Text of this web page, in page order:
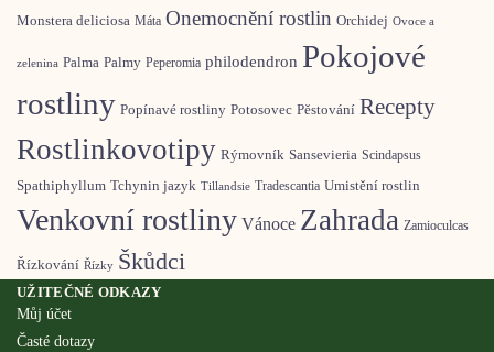
Monstera deliciosa Máta Onemocnění rostlin Orchidej Ovoce a
zelenina Palma Palmy Peperomia philodendron Pokojové
rostliny Popínavé rostliny Potosovec Pěstování Recepty
Rostlinkovotipy Rýmovník Sansevieria Scindapsus
Spathiphyllum Tchynin jazyk Tillandsie Tradescantia Umistění rostlin
Venkovní rostliny Vánoce Zahrada Zamioculcas
Řízkování Řízky Škůdci
UŽITEČNÉ ODKAZY
Můj účet
Časté dotazy